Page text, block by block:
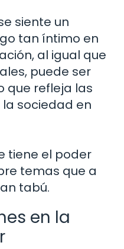
siente un
tan íntimo en
al igual que
puede ser
que refleja las
sociedad en
tiene el poder
temas que a
tabú.
en la